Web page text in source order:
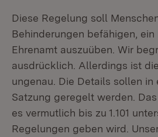
Diese Regelung soll
Behinderungen befähigen, ein
Ehrenamt auszuüben. Wir
ausdrücklich. Allerdings ist
ungenau. Die Details sollen in
Satzung geregelt werden.
es vermutlich bis zu 1.101
Regelungen geben wird.